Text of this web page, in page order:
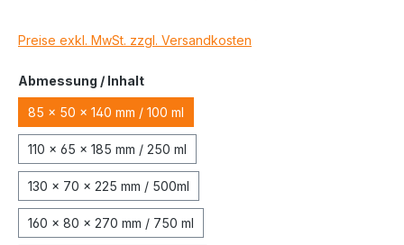
Preise exkl. MwSt. zzgl. Versandkosten
Abmessung / Inhalt
85 x 50 x 140 mm / 100 ml
110 x 65 x 185 mm / 250 ml
130 x 70 x 225 mm / 500ml
160 x 80 x 270 mm / 750 ml